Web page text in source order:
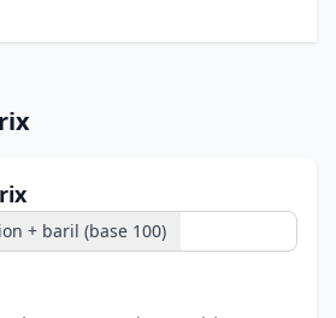
+ baril (base 100)